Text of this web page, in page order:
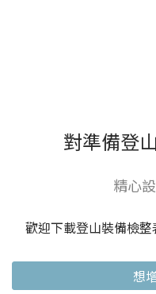
對準備登
精心
歡迎下載登山裝備檢
想